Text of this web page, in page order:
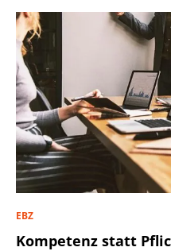
EBZ
Kompetenz statt